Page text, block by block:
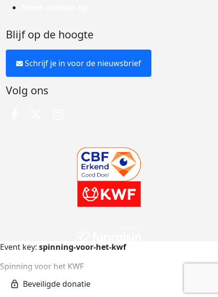
Blijf op de hoogte
Schrijf je in voor de nieuwsbrief
Volg ons
Event key: spinning-voor-het-kwf
Spinning voor het KWF
spinning-voor-het-kwf